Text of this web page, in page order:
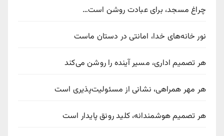
چراغ مسجد، برای عبادت روشن است…
نور خانه‌های خدا، امانتی در دستان ماست
هر تصمیم اداری، مسیر آینده را روشن می‌کند
هر مهر همراهی، نشانی از مسئولیت‌پذیری است
هر تصمیم هوشمندانه، کلید رونق پایدار است